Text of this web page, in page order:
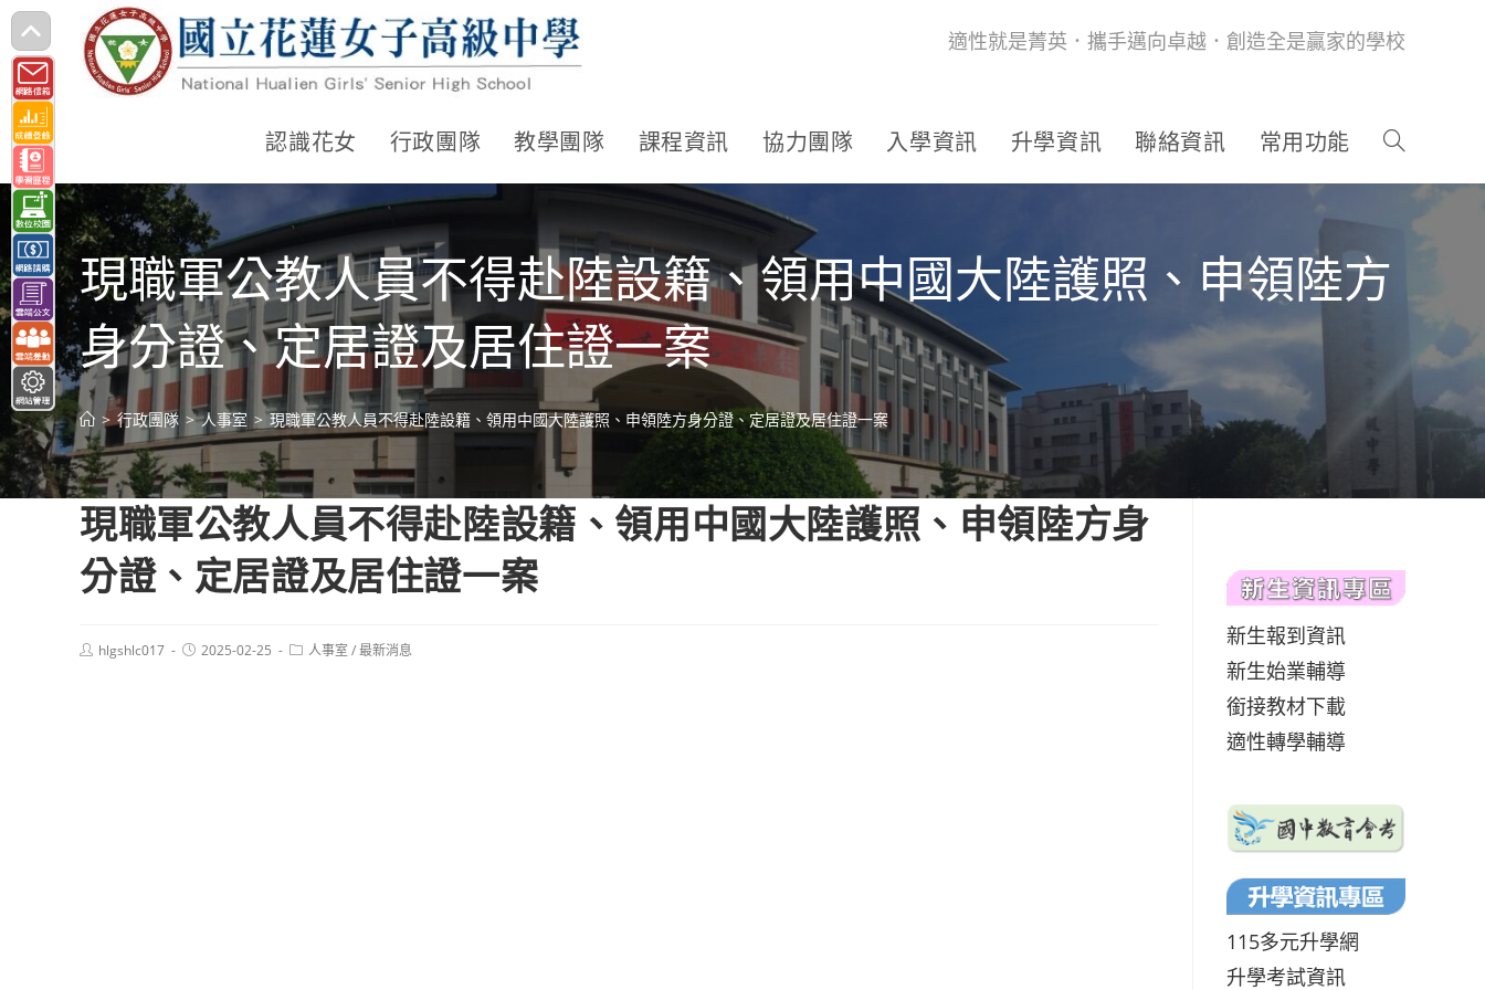
跳
轉
至
主
要
內
容
適性就是菁英．攜手邁向卓越．創造全是贏家的學校
認識花女 行政團隊 教學團隊 課程資訊 協力團隊 入學資訊 升學資訊 聯絡資訊 常用功能
現職軍公教人員不得赴陸設籍、領用中國大陸護照、申領陸方
身分證、定居證及居住證一案
> 行政團隊 > 人事室 > 現職軍公教人員不得赴陸設籍、領用中國大陸護照、申領陸方身分證、定居證及居住證一案
現職軍公教人員不得赴陸設籍、領用中國大陸護照、申領陸方身
分證、定居證及居住證一案
Posthlgshlc017
Post2025-02-25
Post人事室 /最新消息
新生報到資訊
新生始業輔導
銜接教材下載
適性轉學輔導
115多元升學網
升學考試資訊